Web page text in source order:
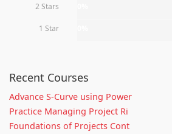
2 Stars
1 Star
Recent Courses
Advance S-Curve using Power
Practice Managing Project Ri
Foundations of Projects Cont